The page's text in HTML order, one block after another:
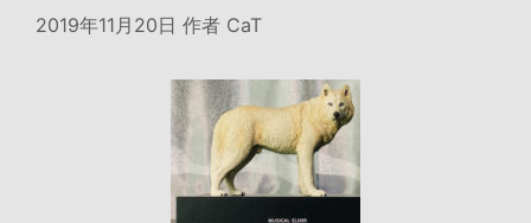
2019年11月20日 作者 CaT